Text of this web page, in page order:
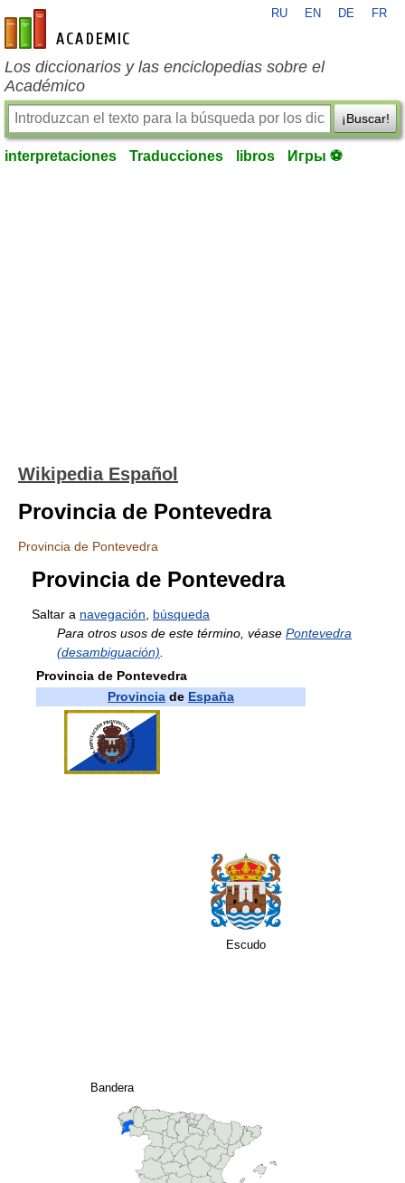
es-academic.com
RU EN DE FR
Los diccionarios y las enciclopedias sobre el
Académico
¡Buscar!
interpretaciones Traducciones libros Игры ⚽
Wikipedia Español
Provincia de Pontevedra
Provincia de Pontevedra
Provincia de Pontevedra
Saltar a navegación
búsqueda
Para otros usos de este término, véase Pontevedra
(desambiguación)
Provincia de Pontevedra
Provincia de España
Bandera
Escudo